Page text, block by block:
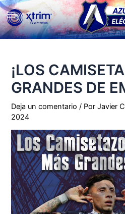
Ir
al
contenido
Main
Menu
¡LOS
GRANDES DE
Deja un comentario / PorJavier
2024